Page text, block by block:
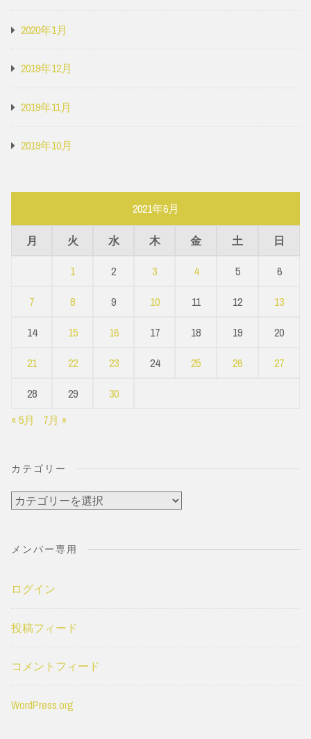
2020年1月
2019年12月
2019年11月
2019年10月
2021年6月
月 火 水 木 金 土
日
1
2 3 4 5
6
7
8 9 10 11 12
13
14
15 16 17 18 19
20
21
22 23 24 25 26
27
28
29
30
« 5月
7月 »
カテゴリー
カ
ゴ
ー
メンバー専用
ログイン
投稿フィード
コメントフィード
WordPress.org